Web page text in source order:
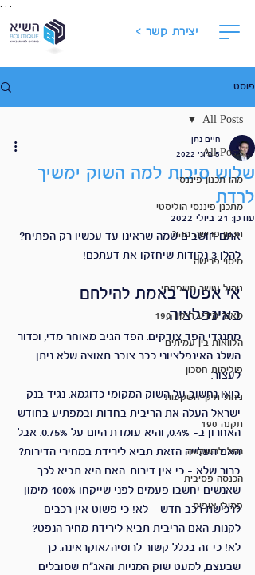
יצירת קשר >
פוסט
All Posts
מהו תכנון פיננסי
מתכנן פיננסי הוליסטי
תכנון פרישה מהו?
מיסוי פרישה
ניהול עושר משפחתי
מאגר מידע תיקון 190
הלוואות בין עמיתים
פוליסות חסכון
ניהול תיקי השקעות
תקנה 190
גמל להשקעה
הכנסה פסיבית
פמילי אופיס
All Posts
שלוש סיבות למה השוק ימשיך
לרדת
חיים נתן
5 ביוני 2022
עודכן: 21 ביולי 2022
אתם חושבים שמה שראינו עד עכשיו רק הפתיח?
להלן 3 נקודות שיחזקו את דעתכם!
אי אפשר באמת להילחם
באינפלציה.
מתנגדי הפד צודקים. הפד הגיב מאוחר מדי, וכדור
השלג האינפלציוני כבר צובר תאוצה שלא ניתן
לעצור.
בואו נחשוב על השוק המקומי כדוגמא. נגיד בנק
ישראל העלה את הריבית בחדות ובמפתיע בחודש
האחרון ב- 0.4%, והיא עומדת היום על 0.75%. אבל
האם העלייה הזאת תביא לירידת במחירי הדירות?
ברור שלא – כי אין דירות. האם היא תביא לכך
שאנשים יחשבו פעמים לפני שייקחו 100% מימון
לרכישת רכב חדש – לא! כי פשוט אין רכבים
לקנות. האם הריבית תביא לירידת מחיר הנפט?
לא! כי זה בכלל קשור לרוסיה/אוקראינה. כך
שבעצם, למעט שוק המניות והאג"ח שסובלים